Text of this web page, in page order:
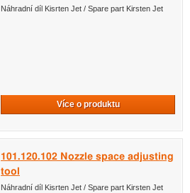
Náhradní díl Kisrten Jet / Spare part Kirsten Jet
Více o produktu
101.120.102 Nozzle space adjusting
tool
Náhradní díl Kisrten Jet / Spare part Kirsten Jet